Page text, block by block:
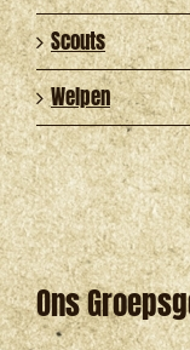
Ons
Scouts
Welpen